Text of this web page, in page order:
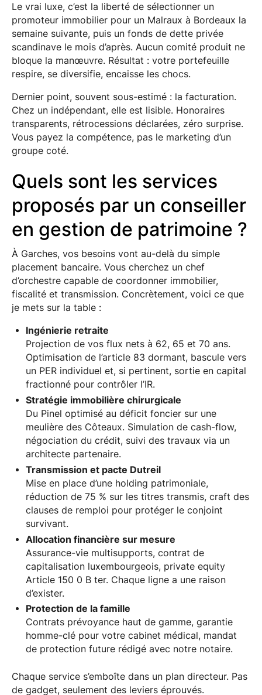
Le vrai luxe, c’est la liberté de sélectionner un
promoteur immobilier pour un Malraux à Bordeaux la
semaine suivante, puis un fonds de dette privée
scandinave le mois d’après. Aucun comité produit ne
bloque la manœuvre. Résultat : votre portefeuille
respire, se diversifie, encaisse les chocs.
Dernier point, souvent sous-estimé : la facturation.
Chez un indépendant, elle est lisible. Honoraires
transparents, rétrocessions déclarées, zéro surprise.
Vous payez la compétence, pas le marketing d’un
groupe coté.
Quels sont les services
proposés par un conseiller
en gestion de patrimoine ?
À Garches, vos besoins vont au-delà du simple
placement bancaire. Vous cherchez un chef
d’orchestre capable de coordonner immobilier,
fiscalité et transmission. Concrètement, voici ce que
je mets sur la table :
Ingénierie retraite
Projection de vos flux nets à 62, 65 et 70 ans.
Optimisation de l’article 83 dormant, bascule vers
un PER individuel et, si pertinent, sortie en capital
fractionné pour contrôler l’IR.
Stratégie immobilière chirurgicale
Du Pinel optimisé au déficit foncier sur une
meulière des Côteaux. Simulation de cash-flow,
négociation du crédit, suivi des travaux via un
architecte partenaire.
Transmission et pacte Dutreil
Mise en place d’une holding patrimoniale,
réduction de 75 % sur les titres transmis, craft des
clauses de remploi pour protéger le conjoint
survivant.
Allocation financière sur mesure
Assurance-vie multisupports, contrat de
capitalisation luxembourgeois, private equity
Article 150 0 B ter. Chaque ligne a une raison
d’exister.
Protection de la famille
Contrats prévoyance haut de gamme, garantie
homme-clé pour votre cabinet médical, mandat
de protection future rédigé avec notre notaire.
Chaque service s’emboîte dans un plan directeur. Pas
de gadget, seulement des leviers éprouvés.